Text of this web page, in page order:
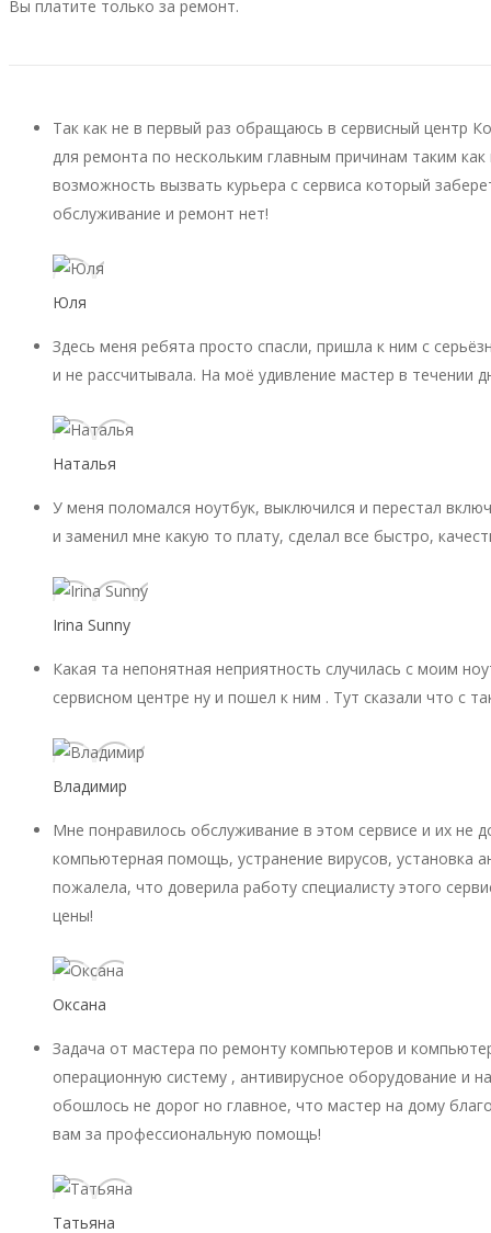
Вы платите только за ремонт.
Так как не в первый раз обращаюсь в сервисный центр
для ремонта по нескольким главным причинам таким
возможность вызвать курьера с сервиса который
обслуживание и ремонт нет!
Юля
Здесь меня ребята просто спасли, пришла к ним с
и не рассчитывала. На моё удивление мастер в течении
Наталья
У меня поломался ноутбук, выключился и перестал
и заменил мне какую то плату, сделал все быстро,
Irina Sunny
Какая та непонятная неприятность случилась с моим
сервисном центре ну и пошел к ним . Тут сказали что с
Владимир
Мне понравилось обслуживание в этом сервисе и их не
компьютерная помощь, устранение вирусов, установка
пожалела, что доверила работу специалисту этого
цены!
Оксана
Задача от мастера по ремонту компьютеров и
операционную систему , антивирусное оборудование и
обошлось не дорог но главное, что мастер на дому
вам за профессиональную помощь!
Татьяна